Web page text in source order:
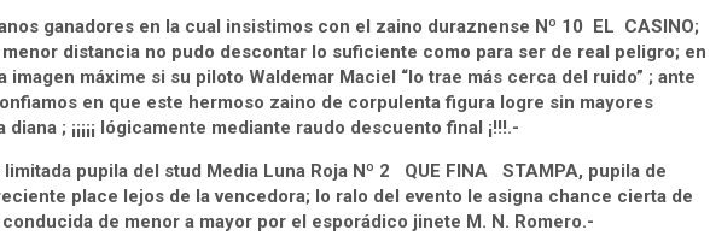
ganadores en la cual insistimos con el zaino duraznense Nº 10 EL CASINO;
distancia no pudo descontar lo suficiente como para ser de real peligro; en
máxime si su piloto Waldemar Maciel “lo trae más cerca del ruido” ; ante
en que este hermoso zaino de corpulenta figura logre sin mayores
; ¡¡¡¡¡ lógicamente mediante raudo descuento final ¡!!!.-
pupila del stud Media Luna Roja Nº 2 QUE FINA STAMPA, pupila de
place lejos de la vencedora; lo ralo del evento le asigna chance cierta de
de menor a mayor por el esporádico jinete M. N. Romero.-